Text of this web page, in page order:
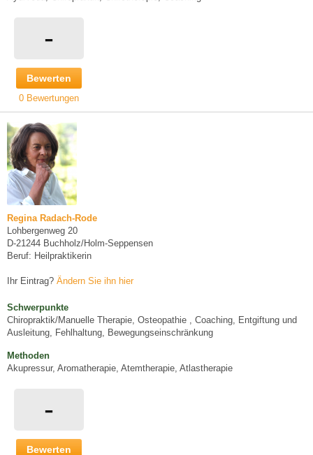
-
Bewerten
0 Bewertungen
Regina Radach-Rode
Lohbergenweg 20
D-21244 Buchholz/Holm-Seppensen
Beruf: Heilpraktikerin
Ihr Eintrag? Ändern Sie ihn hier
Schwerpunkte
Chiropraktik/Manuelle Therapie, Osteopathie , Coaching, Entgiftung und
Ausleitung, Fehlhaltung, Bewegungseinschränkung
Methoden
Akupressur, Aromatherapie, Atemtherapie, Atlastherapie
-
Bewerten